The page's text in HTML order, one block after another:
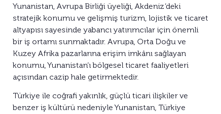
Yunanistan, Avrupa Birliği üyeliği, Akdeniz’deki
stratejik konumu ve gelişmiş turizm, lojistik ve ticaret
altyapısı sayesinde yabancı yatırımcılar için önemli
bir iş ortamı sunmaktadır. Avrupa, Orta Doğu ve
Kuzey Afrika pazarlarına erişim imkânı sağlayan
konumu, Yunanistan’ı bölgesel ticaret faaliyetleri
açısından cazip hale getirmektedir.
Türkiye ile coğrafi yakınlık, güçlü ticari ilişkiler ve
benzer iş kültürü nedeniyle Yunanistan, Türkiye